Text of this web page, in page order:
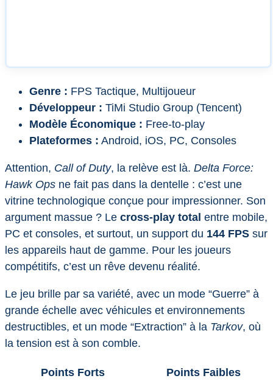
Genre : FPS Tactique, Multijoueur
Développeur : TiMi Studio Group (Tencent)
Modèle Économique : Free-to-play
Plateformes : Android, iOS, PC, Consoles
Attention, Call of Duty, la relève est là. Delta Force:
Hawk Ops ne fait pas dans la dentelle : c’est une
vitrine technologique conçue pour impressionner. Son
argument massue ? Le cross-play total entre mobile,
PC et consoles, et surtout, un support du 144 FPS sur
les appareils haut de gamme. Pour les joueurs
compétitifs, c’est un rêve devenu réalité.
Le jeu brille par sa variété, avec un mode “Guerre” à
grande échelle avec véhicules et environnements
destructibles, et un mode “Extraction” à la Tarkov, où
la tension est à son comble.
Points Forts
Points Faibles